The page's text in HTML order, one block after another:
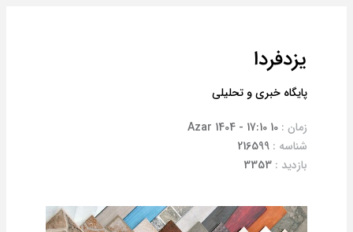
یزدفردا
پایگاه خبری و تحلیلی
زمان : 10 Azar 1404 - 17:10
شناسه : 216599
بازدید : 3353